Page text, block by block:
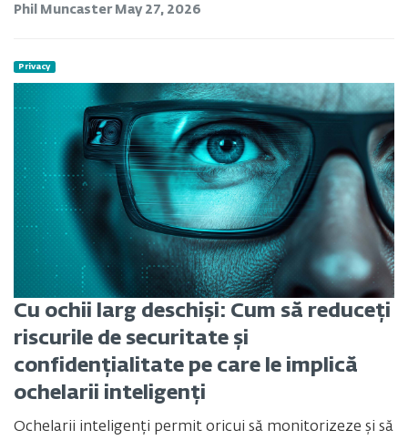
Phil Muncaster May 27, 2026
Privacy
Cu ochii larg deschiși: Cum să reduceți
riscurile de securitate și
confidențialitate pe care le implică
ochelarii inteligenți
Ochelarii inteligenți permit oricui să monitorizeze și să